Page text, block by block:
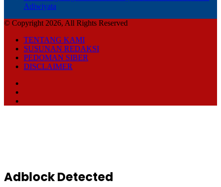
Adiwiyata
© Copyright 2026, All Rights Reserved
TENTANG KAMI
SUSUNAN REDAKSI
PEDOMAN SIBER
DISCLAIMER
Adblock Detected